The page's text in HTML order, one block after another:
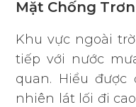
Mặt Chống
Khu vực ngoài
tiếp với nước
quan. Hiểu
nhiên lát lối đi